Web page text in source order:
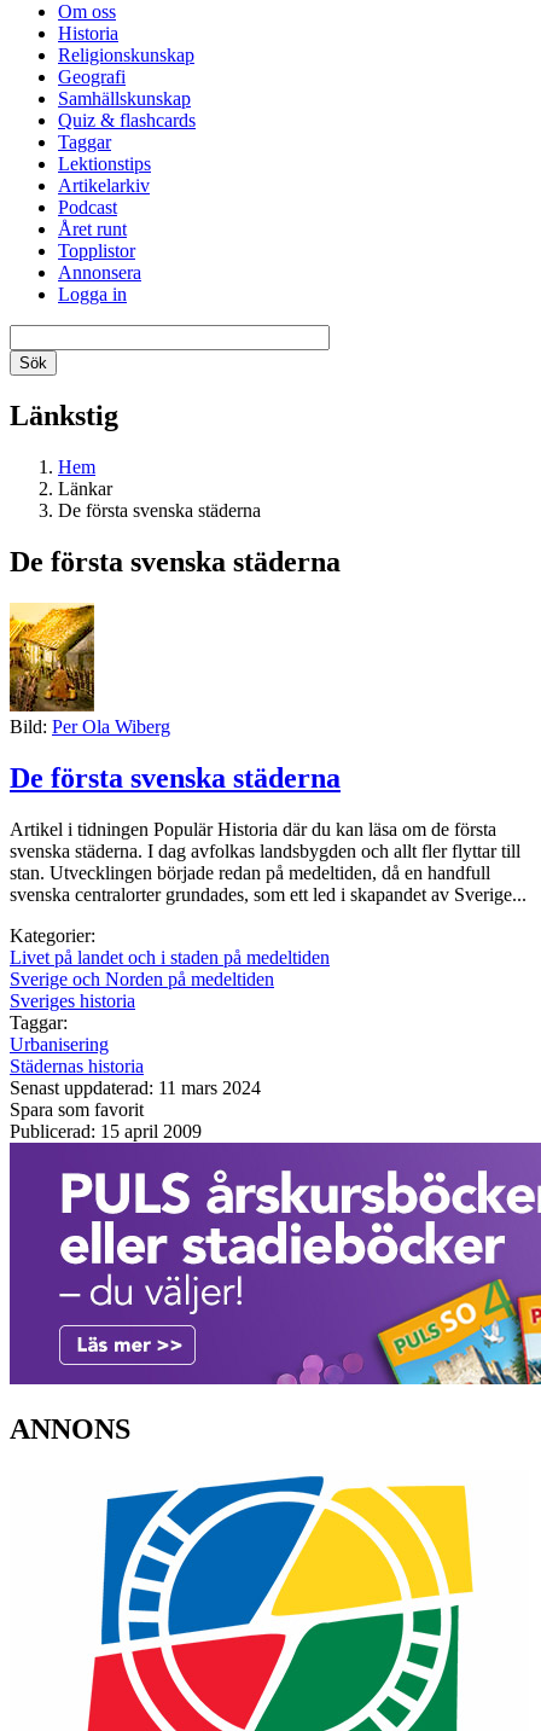
Om oss
Historia
Religionskunskap
Geografi
Samhällskunskap
Quiz & flashcards
Taggar
Lektionstips
Artikelarkiv
Podcast
Året runt
Topplistor
Annonsera
Logga in
Länkstig
Hem
Länkar
De första svenska städerna
De första svenska städerna
Bild: Per Ola Wiberg
De första svenska städerna
Artikel i tidningen Populär Historia där du kan läsa om de första
svenska städerna. I dag avfolkas landsbygden och allt fler flyttar till
stan. Utvecklingen började redan på medeltiden, då en handfull
svenska centralorter grundades, som ett led i skapandet av Sverige...
Kategorier:
Livet på landet och i staden på medeltiden
Sverige och Norden på medeltiden
Sveriges historia
Taggar:
Urbanisering
Städernas historia
Senast uppdaterad: 11 mars 2024
Spara som favorit
Publicerad: 15 april 2009
ANNONS